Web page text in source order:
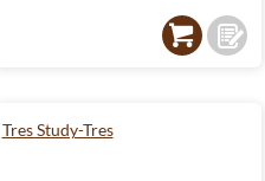
Tres Study-Tres